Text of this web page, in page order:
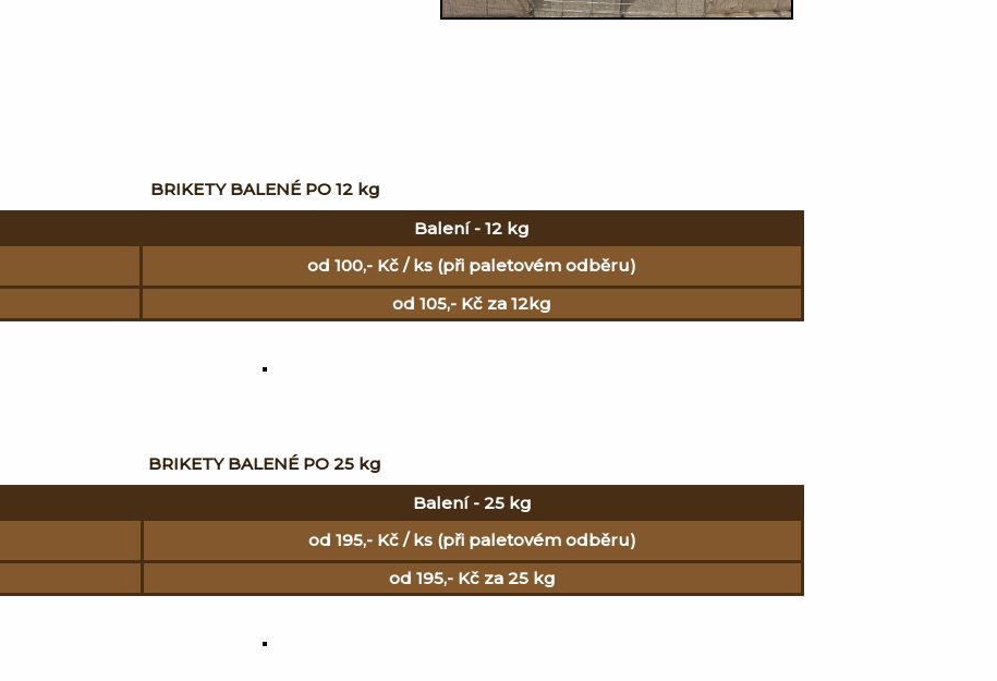
BRIKETY BALENÉ PO 12 kg
Balení - 12 kg
od 100,- Kč / ks (při paletovém odběru)
od 105,- Kč za 12kg
BRIKETY BALENÉ PO 25 kg
Balení - 25 kg
od 195,- Kč / ks (při paletovém odběru)
od 195,- Kč za 25 kg